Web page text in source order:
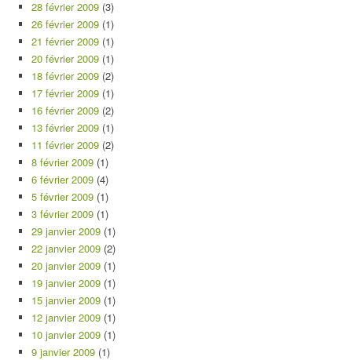
28 février 2009 (3)
26 février 2009 (1)
21 février 2009 (1)
20 février 2009 (1)
18 février 2009 (2)
17 février 2009 (1)
16 février 2009 (2)
13 février 2009 (1)
11 février 2009 (2)
8 février 2009 (1)
6 février 2009 (4)
5 février 2009 (1)
3 février 2009 (1)
29 janvier 2009 (1)
22 janvier 2009 (2)
20 janvier 2009 (1)
19 janvier 2009 (1)
15 janvier 2009 (1)
12 janvier 2009 (1)
10 janvier 2009 (1)
9 janvier 2009 (1)